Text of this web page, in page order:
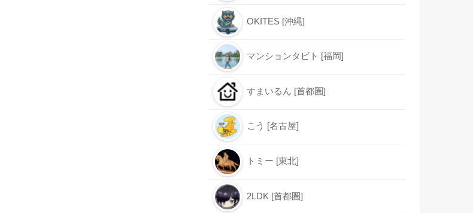
OKITES [沖縄]
マンションタビト [福岡]
すまいるん [首都圏]
こう [名古屋]
トミー [東北]
2LDK [首都圏]